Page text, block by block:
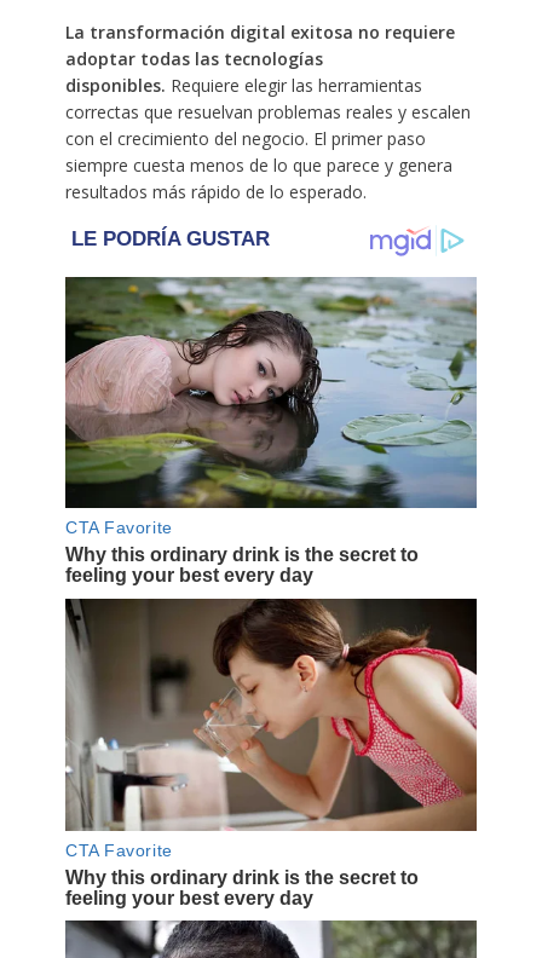
La transformación digital exitosa no requiere
adoptar todas las tecnologías
disponibles. Requiere elegir las herramientas
correctas que resuelvan problemas reales y escalen
con el crecimiento del negocio. El primer paso
siempre cuesta menos de lo que parece y genera
resultados más rápido de lo esperado.